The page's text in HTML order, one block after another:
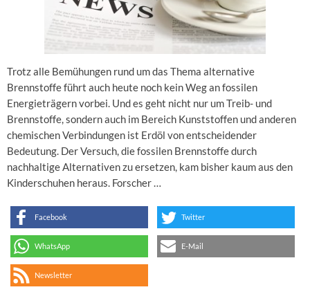
Trotz alle Bemühungen rund um das Thema alternative
Brennstoffe führt auch heute noch kein Weg an fossilen
Energieträgern vorbei. Und es geht nicht nur um Treib- und
Brennstoffe, sondern auch im Bereich Kunststoffen und anderen
chemischen Verbindungen ist Erdöl von entscheidender
Bedeutung. Der Versuch, die fossilen Brennstoffe durch
nachhaltige Alternativen zu ersetzen, kam bisher kaum aus den
Kinderschuhen heraus. Forscher …
Facebook Twitter
WhatsApp E-Mail
Newsletter